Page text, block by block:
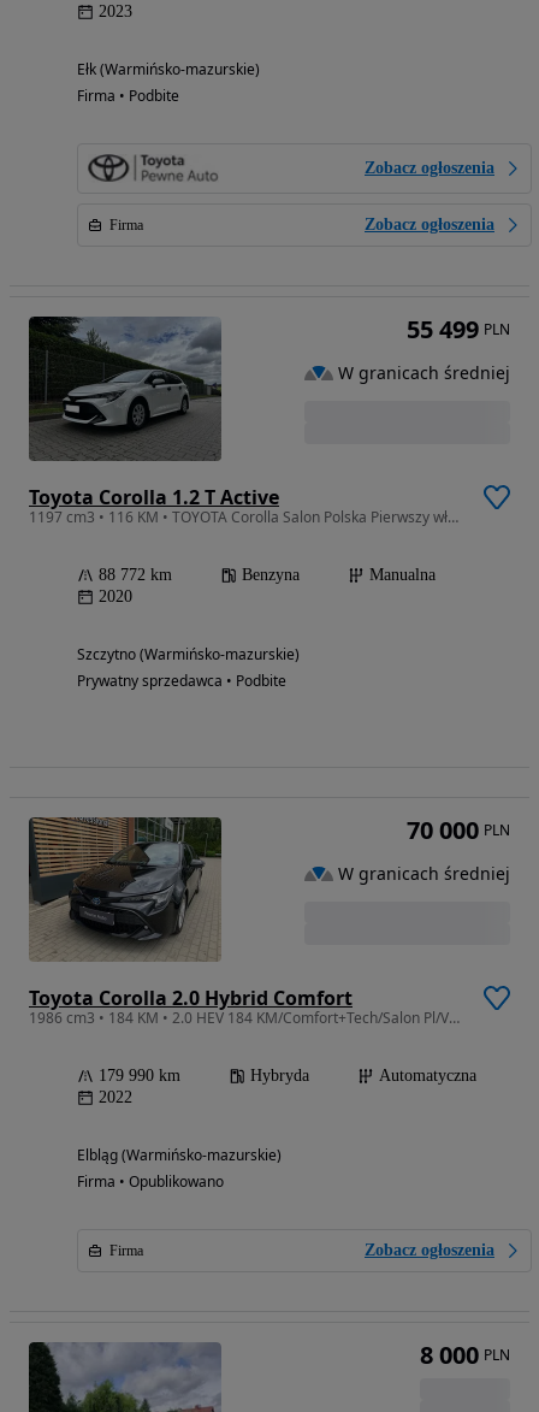
2023
Ełk (Warmińsko-mazurskie)
Firma • Podbite
Zobacz ogłoszenia
Firma Zobacz ogłoszenia
Toyota Corolla 1.2 T Active
1197 cm3 • 116 KM • TOYOTA Corolla Salon Polska Pierwszy właściciel
88 772 km Benzyna
Manualna
2020
Szczytno (Warmińsko-mazurskie)
Prywatny sprzedawca • Podbite
55 499 PLN
W granicach średniej
Toyota Corolla 2.0 Hybrid Comfort
1986 cm3 • 184 KM • 2.0 HEV 184 KM/Comfort+Tech/Salon Pl/Vat 23%/Salon Toyota Elbląg
179 990 km Hybryda
Automatyczna
2022
Elbląg (Warmińsko-mazurskie)
Firma • Opublikowano
Firma Zobacz ogłoszenia
70 000 PLN
W granicach średniej
8 000 PLN